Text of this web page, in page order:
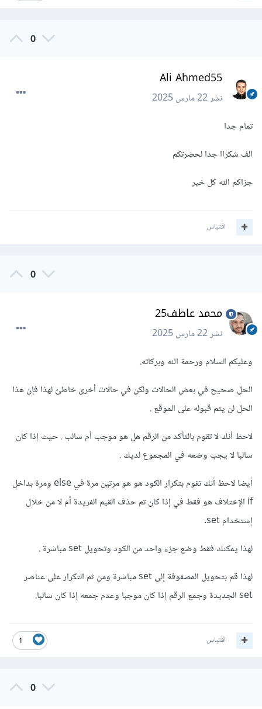
0
Ali Ahmed55
نشر22 مارس 2025
تمام جدا
الف شكراا جدا لحضرتكم
جزاكم الله كل خير
اقتباس
0
محمد عاطف25
نشر22 مارس 2025
وعليكم السلام ورحمة الله وبركاته.
الحل صحيح في بعض الحالات ولكن في حالات أخرى خاطئ لهذا فإن هذا
الحل لن يتم قبوله على الموقع .
لاحظ أنك لا تقوم بالتأكد من الرقم هل هو موجب أم سالب . حيث إذا كان
سالبا لا يجب وضعه في المجموع لديك .
أيضا لاحظ أنك تقوم بتكرار الكود هو هو مرتين مرة في else ومرة بداخل
if الإختلاف هو فقط في إذا كان تم حذف القيم الفريدة أم لا من خلال
إستخدام set.
لهذا يمكنك فقط وضع جزء واحد من الكود وتحويل set مباشرة .
لهذا قم بتحويل المصفوفة إلى set مباشرة ومن ثم التكرار على عناصر
set الجديدة وجمع الرقم إذا كان موجبا وعدم جمعه إذا كان سالبا.
1 اقتباس
0